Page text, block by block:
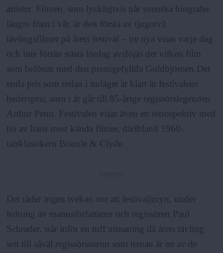
artister. Filmen, som lyckligtvis når svenska biografer
längre fram i vår, är den första av tjugotvå
tävlingsfilmer på årets festival – tre nya visas varje dag
och inte förrän nästa lördag avslöjas det vilken film
som belönas med den prestigefyllda Guldbjörnen.Det
enda pris som redan i nuläget är klart är festivalens
hederspris, som i år går till 85-årige regissörslegenden
Arthur Penn. Festivalen visar även ett retrospektiv med
tio av hans mest kända filmer, däribland 1960-
talsklassikern Bonnie & Clyde.
Det råder ingen tvekan om att festivaljuryn, under
ledning av manusförfattaren och regissören Paul
Schrader, står inför en tuff utmaning då årets tävling
sett till såväl regissörsnamn som teman är en av de